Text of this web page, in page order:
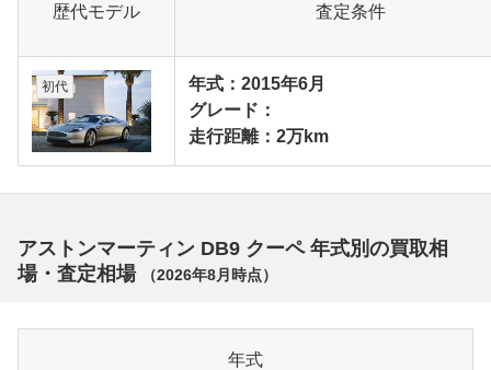
歴代モデル 査定条件
初代
年式：2015年6月
グレード：
走行距離：2万km
アストンマーティン DB9 クーペ 年式別の買取相
場・査定相場
（2026年8月 時点）
年式